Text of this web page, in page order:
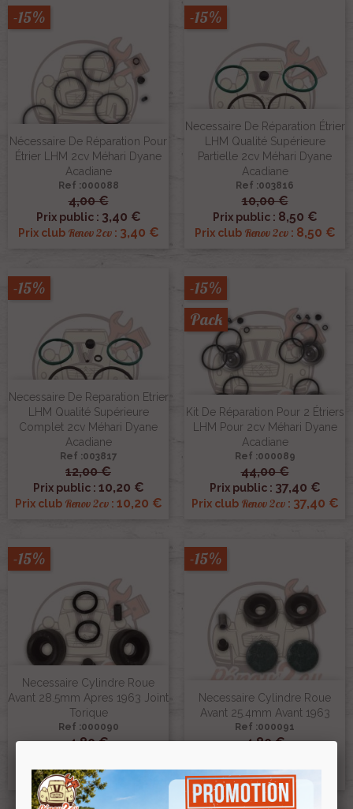
Nécessaire De Réparation Pour
Étrier LHM 2cv Méhari Dyane
Acadiane
Ref :000088
4,00 €
Prix public : 3,40 €
Prix club Renov 2cv: 3,40 €
-15%
Necessaire De Réparation Étrier
LHM Qualité Supérieure
Partielle 2cv Méhari Dyane
Acadiane
Ref :003816
10,00 €
Prix public : 8,50 €
Prix club Renov 2cv: 8,50 €
-15%
Necessaire De Reparation Etrier
LHM Qualité Supérieure
Complet 2cv Méhari Dyane
Acadiane
Ref :003817
12,00 €
Prix public : 10,20 €
Prix club Renov 2cv: 10,20 €
-15%
Kit De Réparation Pour 2 Étriers
LHM Pour 2cv Méhari Dyane
Acadiane
Ref :000089
44,00 €
Prix public : 37,40 €
Prix club Renov 2cv: 37,40 €
-15%
Pack
Necessaire Cylindre Roue
Avant 28.5mm Apres 1963 Joint
Torique
Ref :000090
4,80 €
Prix clubRenov 2cv 4,08 €
-15%
Necessaire Cylindre Roue
Avant 25.4mm Avant 1963
Ref :000091
4,80 €
Prix clubRenov 2cv:4,08 €
-15%